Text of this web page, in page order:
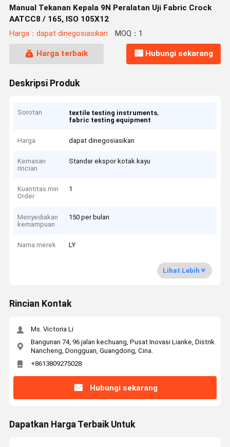
Manual Tekanan Kepala 9N Peralatan Uji Fabric Crock
AATCC8 / 165, ISO 105X12
Harga：dapat dinegosiasikan MOQ：1
Harga terbaik Hubungi sekarang
Deskripsi Produk
Sorotan textile testing instruments,
fabric testing equipment
Harga dapat dinegosiasikan
Kemasan
rincian
Standar ekspor kotak kayu
Kuantitas min
Order
1
Menyediakan
kemampuan
150 per bulan
Nama merek LY
Lihat Lebih
Rincian Kontak
Ms. Victoria Li
Bangunan 74, 96 jalan kechuang, Pusat Inovasi Lianke, Distrik
Nancheng, Dongguan, Guangdong, Cina.
+8613809275028
Hubungi sekarang
Dapatkan Harga Terbaik Untuk